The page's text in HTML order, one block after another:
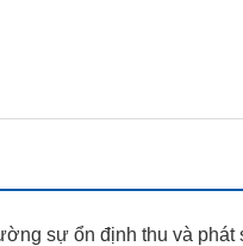
sự ổn định thu và phát